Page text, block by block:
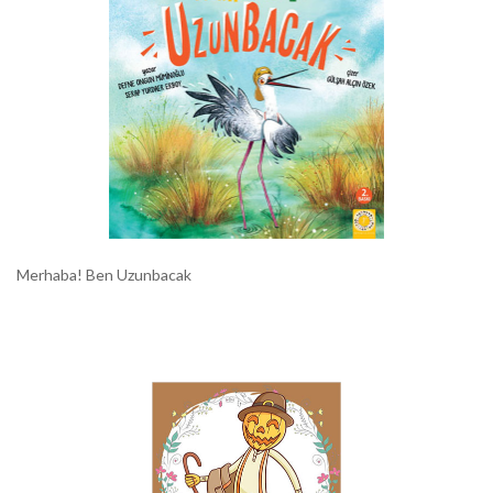
Merhaba! Ben Uzunbacak